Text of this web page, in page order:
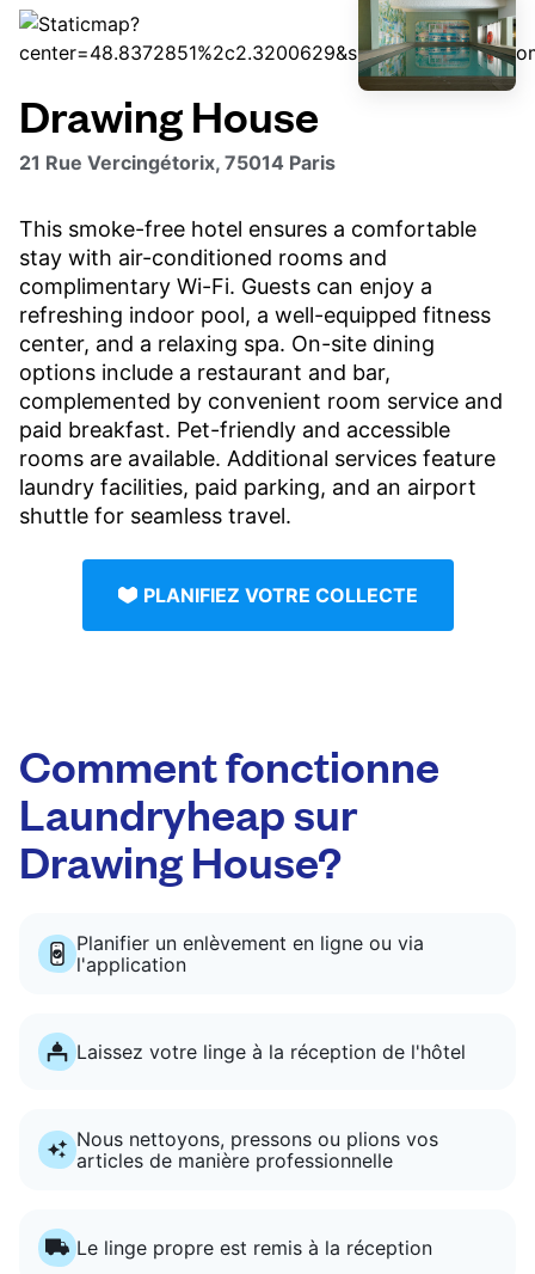
Drawing House
21 Rue Vercingétorix, 75014 Paris
This smoke-free hotel ensures a comfortable
stay with air-conditioned rooms and
complimentary Wi-Fi. Guests can enjoy a
refreshing indoor pool, a well-equipped fitness
center, and a relaxing spa. On-site dining
options include a restaurant and bar,
complemented by convenient room service and
paid breakfast. Pet-friendly and accessible
rooms are available. Additional services feature
laundry facilities, paid parking, and an airport
shuttle for seamless travel.
PLANIFIEZ VOTRE COLLECTE
Comment fonctionne
Laundryheap sur
Drawing House?
Planifier un enlèvement en ligne ou via
l'application
Laissez votre linge à la réception de l'hôtel
Nous nettoyons, pressons ou plions vos
articles de manière professionnelle
Le linge propre est remis à la réception